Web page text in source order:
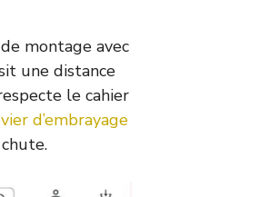
montage avec
une distance
le cahier
d’embrayage